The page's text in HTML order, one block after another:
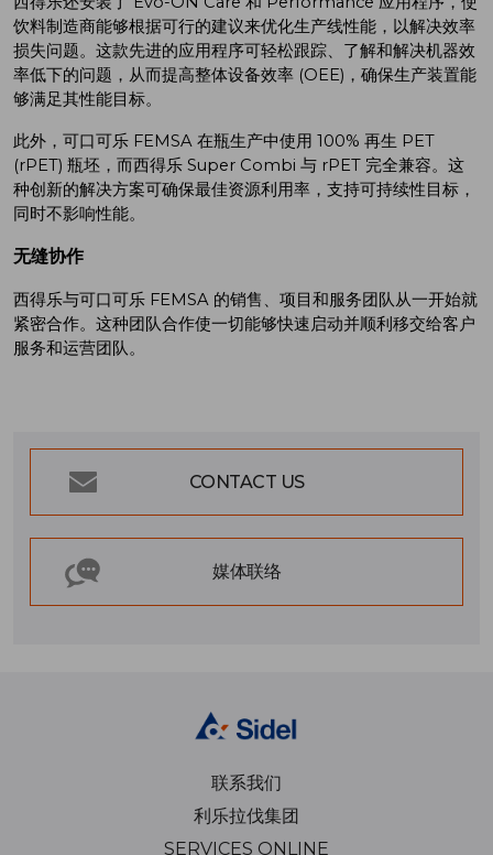
饮料制造商能够根据可行的建议来优化生产线性能，以解决效率
损失问题。这款先进的应用程序可轻松跟踪、了解和解决机器效
率低下的问题，从而提高整体设备效率 (OEE)，确保生产装置能
够满足其性能目标。
此外，可口可乐 FEMSA 在瓶生产中使用 100% 再生 PET
(rPET) 瓶坯，而西得乐 Super Combi 与 rPET 完全兼容。这
种创新的解决方案可确保最佳资源利用率，支持可持续性目标，
同时不影响性能。
无缝协作
西得乐与可口可乐 FEMSA 的销售、项目和服务团队从一开始就
紧密合作。这种团队合作使一切能够快速启动并顺利移交给客户
服务和运营团队。
CONTACT US
媒体联络
联系我们
利乐拉伐集团
SERVICES ONLINE